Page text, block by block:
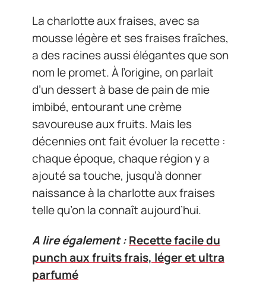
La charlotte aux fraises, avec sa
mousse légère et ses fraises fraîches,
a des racines aussi élégantes que son
nom le promet. À l’origine, on parlait
d’un dessert à base de pain de mie
imbibé, entourant une crème
savoureuse aux fruits. Mais les
décennies ont fait évoluer la recette :
chaque époque, chaque région y a
ajouté sa touche, jusqu’à donner
naissance à la charlotte aux fraises
telle qu’on la connaît aujourd’hui.
A lire également :Recette facile du
punch aux fruits frais, léger et ultra
parfumé